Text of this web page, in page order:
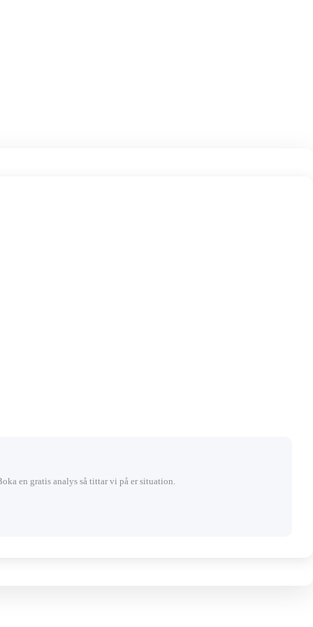
en gratis analys så tittar vi på er situation.